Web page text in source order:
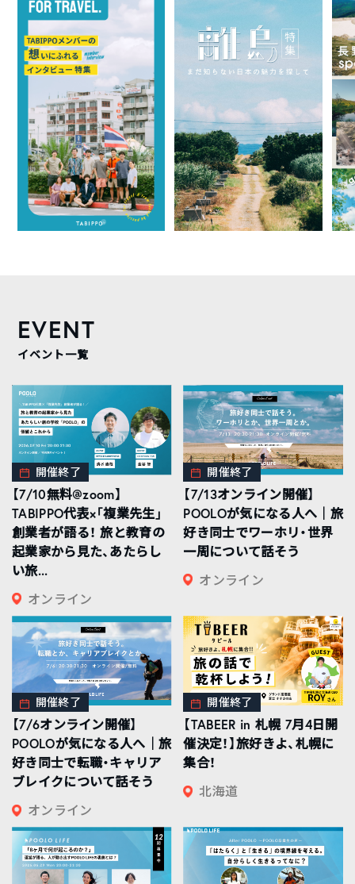
EVENT
イベント一覧
開催終了
【7/10無料@zoom】
TABIPPO代表×「複業先生」
創業者が語る！ 旅と教育の
起業家から見た、あたらし
い旅...
オンライン
開催終了
【7/13オンライン開催】
POOLOが気になる人へ｜旅
好き同士でワーホリ・世界
一周について話そう
オンライン
開催終了
【7/6オンライン開催】
POOLOが気になる人へ｜旅
好き同士で転職・キャリア
ブレイクについて話そう
オンライン
開催終了
【TABEER in 札幌 7月4日開
催決定！】旅好きよ、札幌に
集合！
北海道